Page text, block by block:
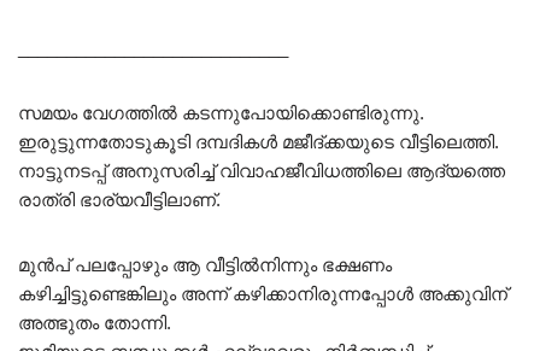
സമയം വേഗത്തിൽ കടന്നുപോയിക്കൊണ്ടിരുന്നു.
ഇരുട്ടുന്നതോടുകൂടി ദമ്പദികൾ മജീദ്ക്കയുടെ വീട്ടിലെത്തി.
നാട്ടുനടപ്പ് അനുസരിച്ച് വിവാഹജീവിധത്തിലെ ആദ്യത്തെ
രാത്രി ഭാര്യവീട്ടിലാണ്.
മുൻപ് പലപ്പോഴും ആ വീട്ടിൽനിന്നും ഭക്ഷണം
കഴിച്ചിട്ടുണ്ടെങ്കിലും അന്ന് കഴിക്കാനിരുന്നപ്പോൾ അക്കുവിന്
അത്ഭുതം തോന്നി.